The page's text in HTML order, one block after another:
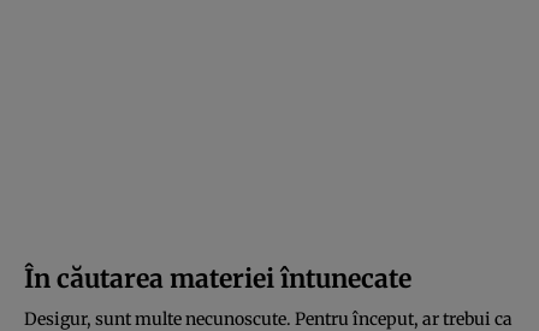
În căutarea materiei întunecate
Desigur, sunt multe necunoscute. Pentru început, ar trebui ca